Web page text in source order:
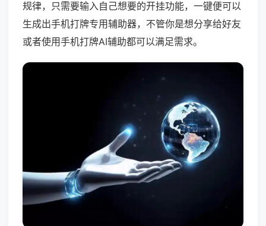
规律，只需要输入自己想要的开挂功能，一键便可以
生成出手机打牌专用辅助器，不管你是想分享给好友
或者使用手机打牌AI辅助都可以满足需求。